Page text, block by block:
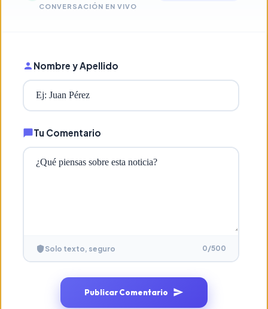
CONVERSACIÓN EN VIVO
Nombre y Apellido
Tu Comentario
Solo texto, seguro 0/500
Publicar Comentario